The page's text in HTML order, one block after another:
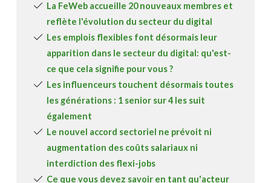
La FeWeb accueille 20 nouveaux membres et
reflète l'évolution du secteur du digital
Les emplois flexibles font désormais leur
apparition dans le secteur du digital: qu'est-
ce que cela signifie pour vous ?
Les influenceurs touchent désormais toutes
les générations : 1 senior sur 4 les suit
également
Le nouvel accord sectoriel ne prévoit ni
augmentation des coûts salariaux ni
interdiction des flexi-jobs
Ce que vous devez savoir en tant qu'acteur